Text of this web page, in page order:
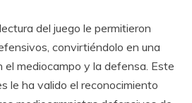
del juego le permitieron
convirtiéndolo en una
el mediocampo y la defensa. Este
le ha valido el reconocimiento